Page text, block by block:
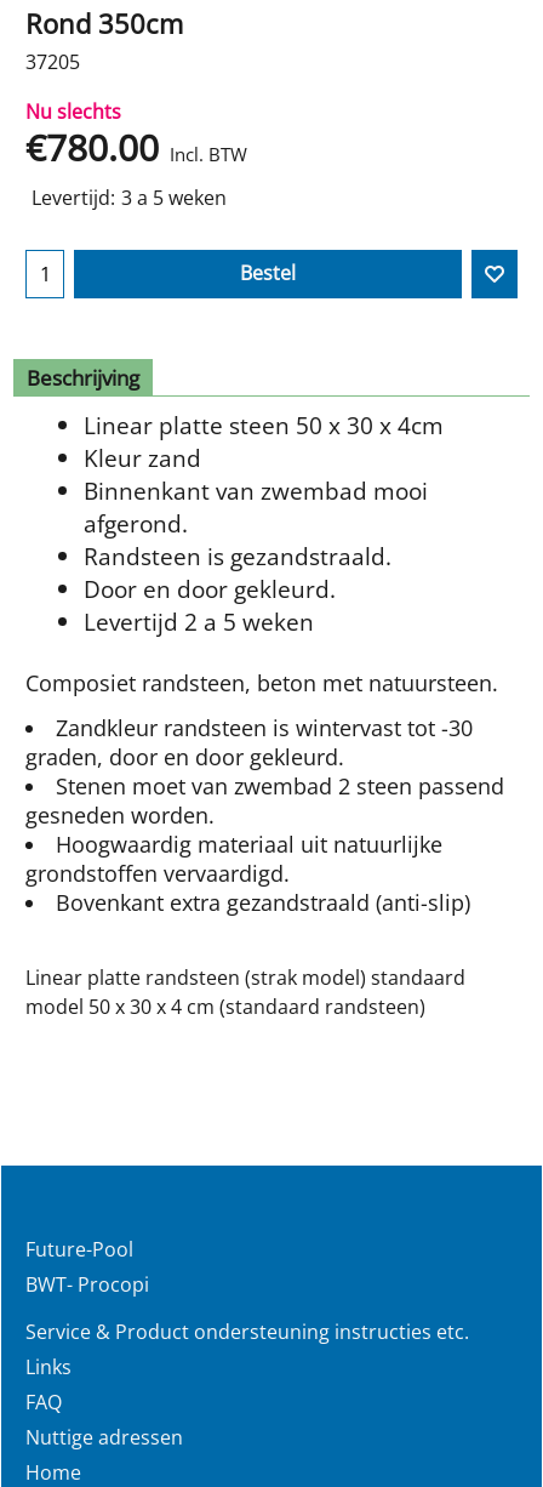
Rond 350cm
37205
Nu slechts
€780.00 Incl. BTW
Levertijd: 3 a 5 weken
Bestel
Beschrijving
Linear platte steen 50 x 30 x 4cm
Kleur zand
Binnenkant van zwembad mooi
afgerond.
Randsteen is gezandstraald.
Door en door gekleurd.
Levertijd 2 a 5 weken
Composiet randsteen, beton met natuursteen.
Zandkleur randsteen is wintervast tot -30
graden, door en door gekleurd.
Stenen moet van zwembad 2 steen passend
gesneden worden.
Hoogwaardig materiaal uit natuurlijke
grondstoffen vervaardigd.
Bovenkant extra gezandstraald (anti-slip)
Linear platte randsteen (strak model) standaard
model 50 x 30 x 4 cm (standaard randsteen)
Future-Pool
BWT- Procopi
Service & Product ondersteuning instructies etc.
Links
FAQ
Nuttige adressen
Home